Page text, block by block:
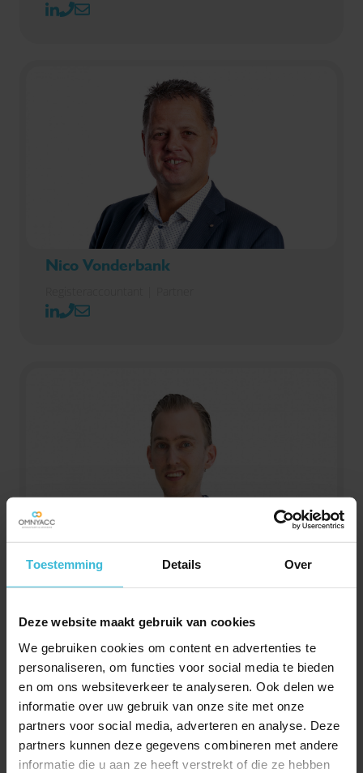
Toestemming Details Over
Deze website maakt gebruik van cookies
We gebruiken cookies om content en advertenties te
personaliseren, om functies voor social media te bieden
en om ons websiteverkeer te analyseren. Ook delen we
informatie over uw gebruik van onze site met onze
partners voor social media, adverteren en analyse. Deze
partners kunnen deze gegevens combineren met andere
informatie die u aan ze heeft verstrekt of die ze hebben
Nico Vonderbank
Jeroen Landolt
Audit manager